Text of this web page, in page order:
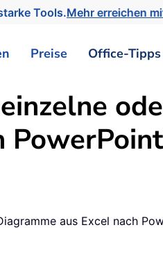
Tools.Mehr erreichen
Preise Office-
aus Excel nach